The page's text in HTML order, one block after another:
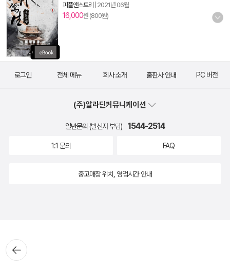
피플앤스토리
2021년 06월
16,000원 (800원)
뒤로가
기
로그인 전체 메뉴 회사 소개 출판사 안내 PC 버전
(주)알라딘커뮤니케이션
일반문의 (발신자 부담) 1544-2514
1:1 문의 FAQ
중고매장 위치, 영업시간 안내